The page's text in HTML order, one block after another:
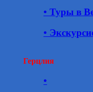
• Туры в
•
Герцлия
•